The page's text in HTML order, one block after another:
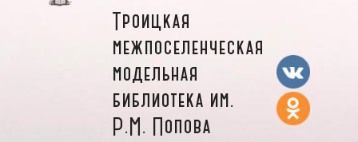
Троицкая
межпоселенческая
модельная
библиотека им.
Р.М. Попова